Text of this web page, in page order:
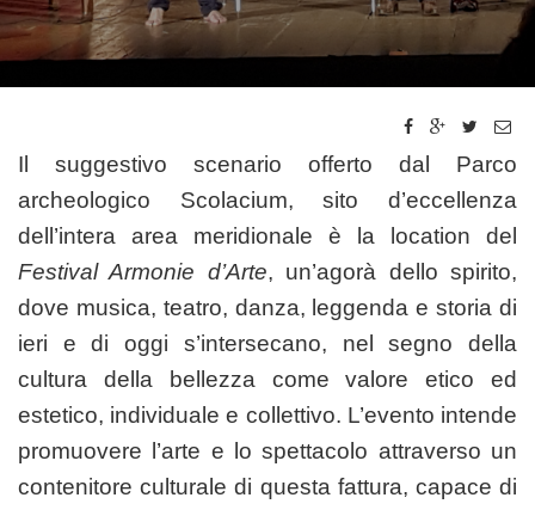
Il suggestivo scenario offerto dal Parco
archeologico Scolacium, sito d’eccellenza
dell’intera area meridionale è la location del
Festival Armonie d’Arte, un’agorà dello spirito,
dove musica, teatro, danza, leggenda e storia di
ieri e di oggi s’intersecano, nel segno della
cultura della bellezza come valore etico ed
estetico, individuale e collettivo. L’evento intende
promuovere l’arte e lo spettacolo attraverso un
contenitore culturale di questa fattura, capace di